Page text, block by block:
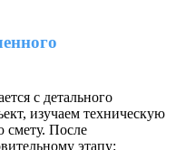
с детального
изучаем техническую
смету. После
этапу: